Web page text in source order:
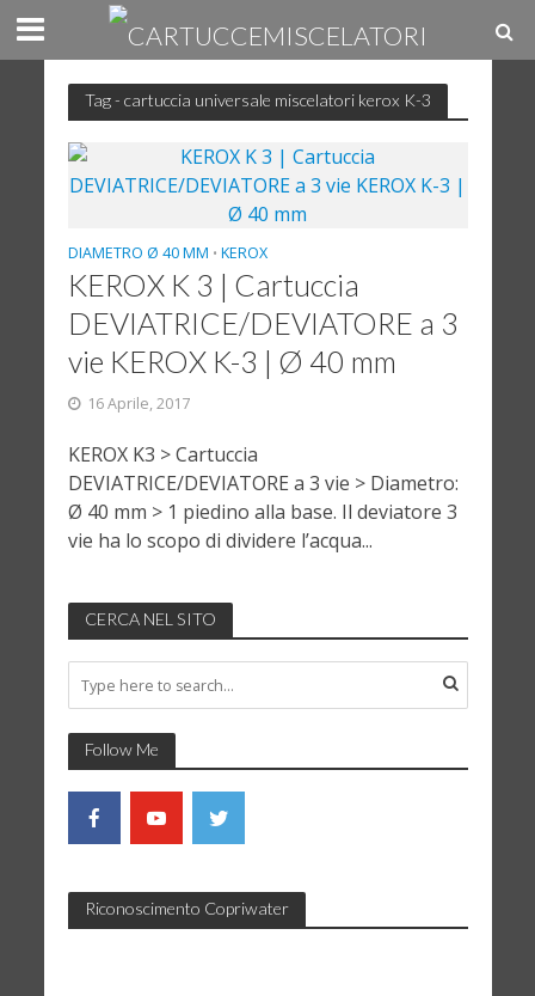
Tag - cartuccia universale miscelatori kerox K-3
DIAMETRO Ø 40 MM • KEROX
KEROX K 3 | Cartuccia
DEVIATRICE/DEVIATORE a 3
vie KEROX K-3 | Ø 40 mm
16 Aprile, 2017
KEROX K3 > Cartuccia
DEVIATRICE/DEVIATORE a 3 vie > Diametro:
Ø 40 mm > 1 piedino alla base. Il deviatore 3
vie ha lo scopo di dividere l’acqua...
CERCA NEL SITO
Follow Me
Riconoscimento Copriwater